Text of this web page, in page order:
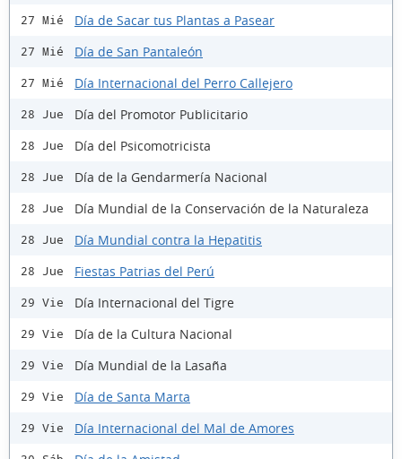
27 Mié Día de Sacar tus Plantas a Pasear
27 Mié Día de San Pantaleón
27 Mié Día Internacional del Perro Callejero
28 Jue Día del Promotor Publicitario
28 Jue Día del Psicomotricista
28 Jue Día de la Gendarmería Nacional
28 Jue Día Mundial de la Conservación de la Naturaleza
28 Jue Día Mundial contra la Hepatitis
28 Jue Fiestas Patrias del Perú
29 Vie Día Internacional del Tigre
29 Vie Día de la Cultura Nacional
29 Vie Día Mundial de la Lasaña
29 Vie Día de Santa Marta
29 Vie Día Internacional del Mal de Amores